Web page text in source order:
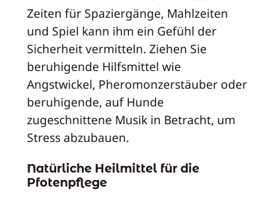
Zeiten für Spaziergänge, Mahlzeiten
und Spiel kann ihm ein Gefühl der
Sicherheit vermitteln. Ziehen Sie
beruhigende Hilfsmittel wie
Angstwickel, Pheromonzerstäuber oder
beruhigende, auf Hunde
zugeschnittene Musik in Betracht, um
Stress abzubauen.
Natürliche Heilmittel für die
Pfotenpflege